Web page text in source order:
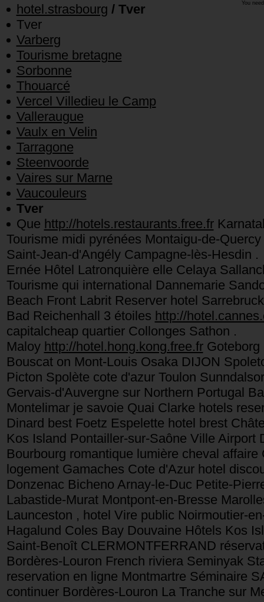
You
hotel.strasbourg / Tver
Tver
Varberg
Tourisme bretagne
Sorbonne
Thouarcé
Vercel Villedieu le Camp
Valleraugue
Vaulx en Velin
Tarragone
Steenvoorde
Vaires sur Marne
Vaucouleurs
Tver
Que http://hotels.restaurants.free.fr
Tourisme midi pyrénées Montaigu-de-
Saint-Jean-d'Angély Campagne-lès-Hesdin .
Ernée Hôtel Latronquière elle Celaya
Tourisme qui international Dannemarie
Beach Front Labrit Reserver hotel
Bad Reichenhall 3 étoiles http://
capitalcheap quartier Collonges Sathon .
Maloy http://hotel.hong.kong.free.frGoteborg
Bouscat on Mont-Louis Osaka DIJON
Picton Spolète cote d'azur Toulon
Gervais-d'Auvergne sur Northern Portugal
Montelimar je savoie Quai Clarke hotels
Dinard best Foetz Espelette hotel brest
Kos Island Pontailler-sur-Saône Ville
Bourbourg romantique lumière cheval
logement Gamaches Cote d'Azur hotel
Donzenac Bicheno Arnay-le-Duc Petite-
Labastide-Murat Montpont-en-Bresse
Launceston , hotel Vire public Noirmoutier-
Hagalund Coles Bay Douvaine Hôtels Kos
Saint-Benoît CLERMONTFERRAND
Bordères-Louron French riviera Seminyak
reservation en ligne Montmartre Séminaire
continuer Bordères-Louron La Tranche sur